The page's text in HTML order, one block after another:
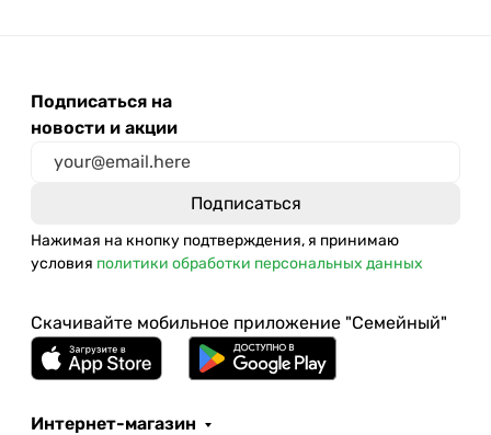
Подписаться на
новости и акции
Нажимая на кнопку подтверждения, я принимаю
условия политики обработки персональных данных
Скачивайте мобильное приложение "Семейный"
Интернет-магазин